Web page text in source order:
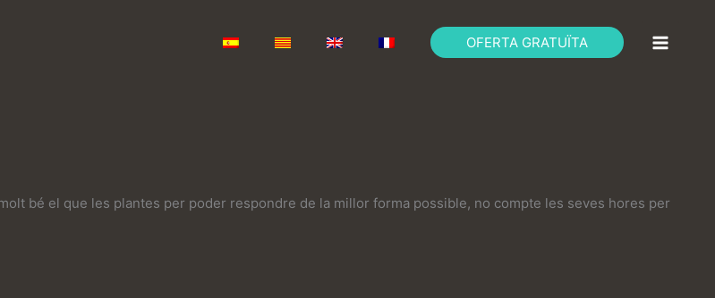
OFERTA GRATUÏTA
bé el que les plantes per poder respondre de la millor forma possible, no compte les seves hores per